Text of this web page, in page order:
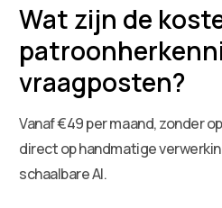
Wat zijn de
vraagposten?
Vanaf €49 per maand, zonder
direct op handmatige
schaalbare AI.